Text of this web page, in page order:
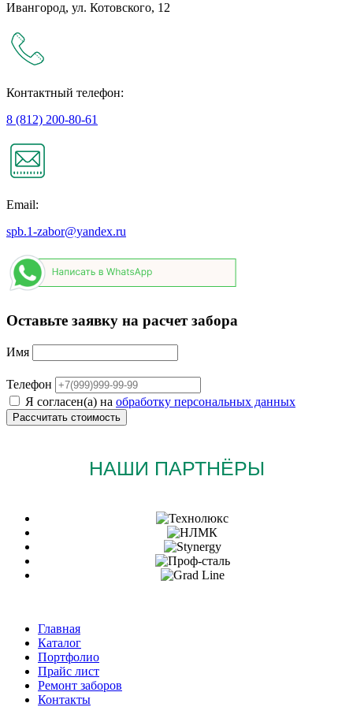
Ивангород, ул. Котовского, 12
Контактный телефон:
8 (812) 200-80-61
Email:
spb.1-zabor@yandex.ru
Оставьте заявку на расчет забора
Имя
Телефон
Я согласен(а) на обработку персональных данных
НАШИ ПАРТНЁРЫ
Главная
Каталог
Портфолио
Прайс лист
Ремонт заборов
Контакты